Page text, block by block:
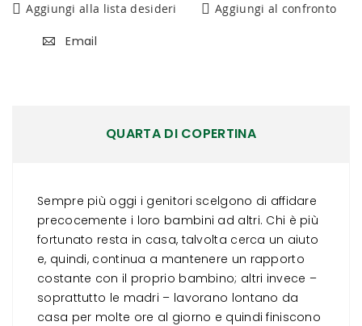
Aggiungi alla lista desideri Aggiungi al confronto
Email
QUARTA DI COPERTINA
Sempre più oggi i genitori scelgono di affidare
precocemente i loro bambini ad altri. Chi è più
fortunato resta in casa, talvolta cerca un aiuto
e, quindi, continua a mantenere un rapporto
costante con il proprio bambino; altri invece –
soprattutto le madri – lavorano lontano da
casa per molte ore al giorno e quindi finiscono